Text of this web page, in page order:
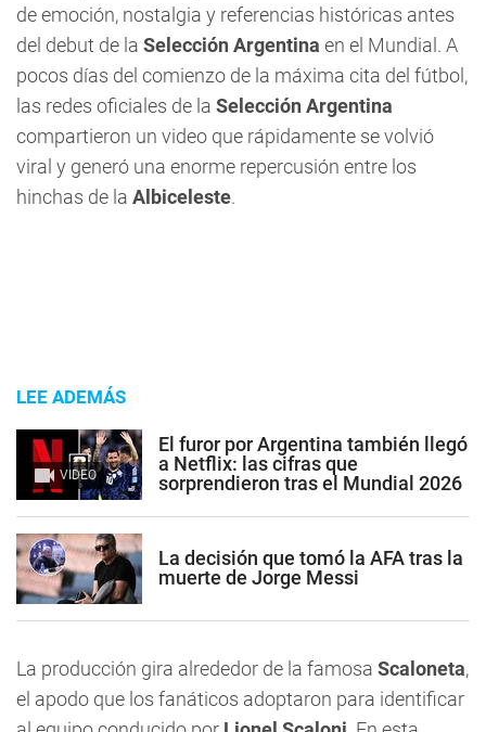
de emoción, nostalgia y referencias históricas antes
del debut de la Selección Argentina en el Mundial. A
pocos días del comienzo de la máxima cita del fútbol,
las redes oficiales de la Selección Argentina
compartieron un video que rápidamente se volvió
viral y generó una enorme repercusión entre los
hinchas de la Albiceleste.
LEE ADEMÁS
VIDEO
El furor por Argentina también llegó
a Netflix: las cifras que
sorprendieron tras el Mundial 2026
La decisión que tomó la AFA tras la
muerte de Jorge Messi
La producción gira alrededor de la famosa Scaloneta,
el apodo que los fanáticos adoptaron para identificar